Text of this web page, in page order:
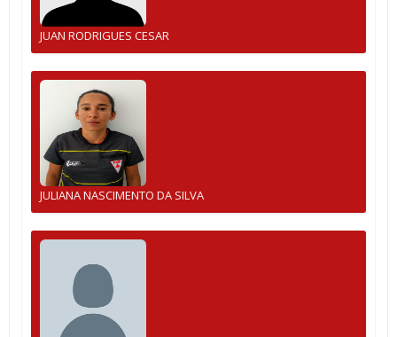
JUAN RODRIGUES CESAR
JULIANA NASCIMENTO DA SILVA